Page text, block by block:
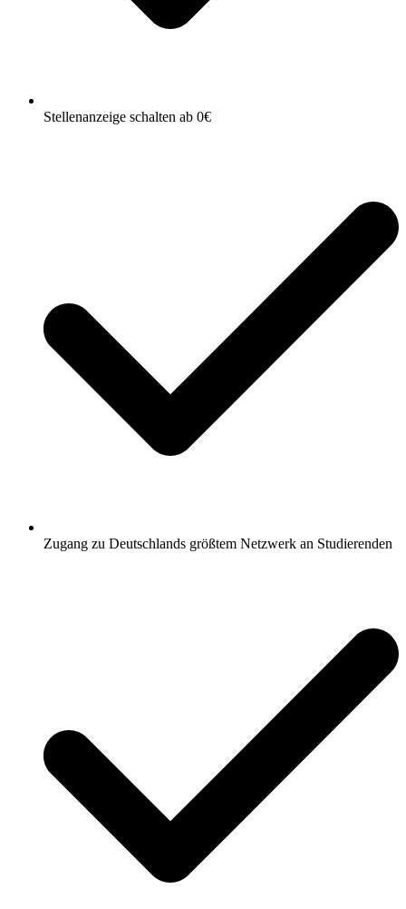
Stellenanzeige schalten ab 0€
Zugang zu Deutschlands größtem Netzwerk an Studierenden